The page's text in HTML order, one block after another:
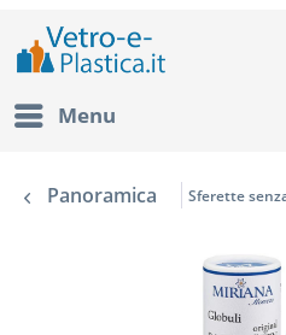
Menu
Panoramica Sferette